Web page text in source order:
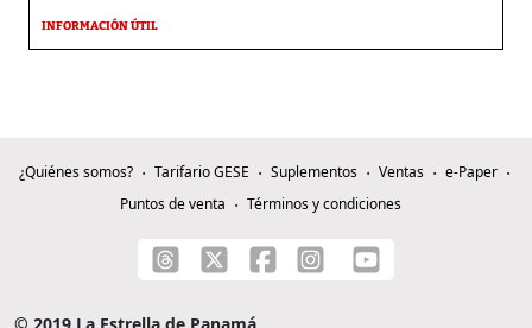
INFORMACIÓN ÚTIL
¿Quiénes somos? Tarifario GESE Suplementos Ventas
e-Paper
Puntos de venta
Términos y condiciones